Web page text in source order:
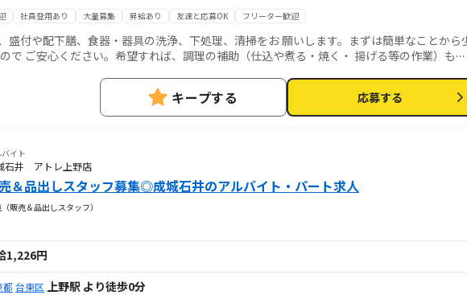
社員登用あり 大量募集 昇給あり 友達と応募OK フリーター歓迎
盛付や配下膳、食器・器具の洗浄、下処理、清掃をお 願いします。まずは簡単なことから
で ご安心ください。希望すれば、調理の補助（仕込や煮る・焼く・ 揚げる等の作業）も出
キープする 応募する
イト
石井 アトレ上野店
＆品出しスタッフ募集◎成城石井のアルバイト・パート求人
販売＆品出しスタッフ）
1,226円
都 台東区 上野駅 より徒歩0分